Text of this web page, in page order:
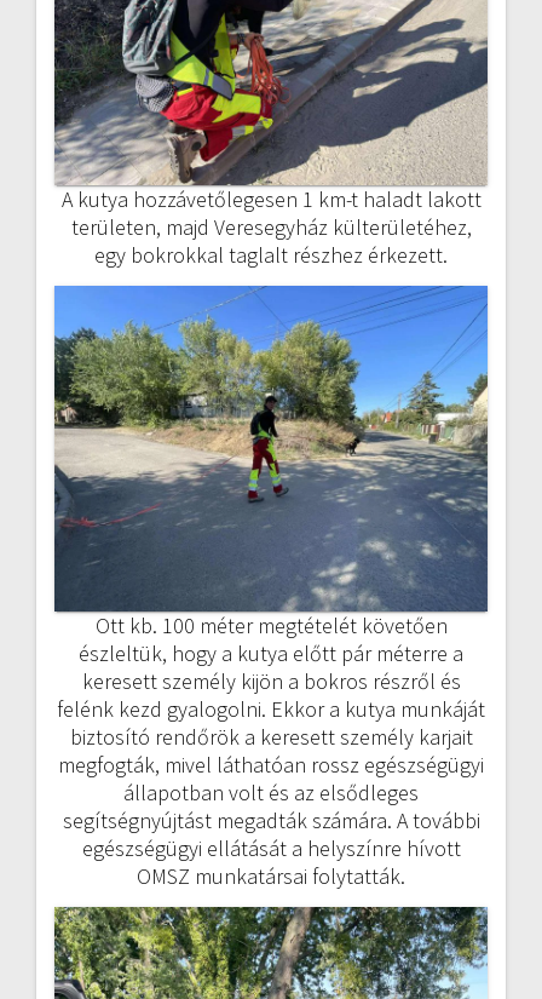
A kutya hozzávetőlegesen 1 km-t haladt lakott
területen, majd Veresegyház külterületéhez,
egy bokrokkal taglalt részhez érkezett.
Ott kb. 100 méter megtételét követően
észleltük, hogy a kutya előtt pár méterre a
keresett személy kijön a bokros részről és
felénk kezd gyalogolni. Ekkor a kutya munkáját
biztosító rendőrök a keresett személy karjait
megfogták, mivel láthatóan rossz egészségügyi
állapotban volt és az elsődleges
segítségnyújtást megadták számára. A további
egészségügyi ellátását a helyszínre hívott
OMSZ munkatársai folytatták.